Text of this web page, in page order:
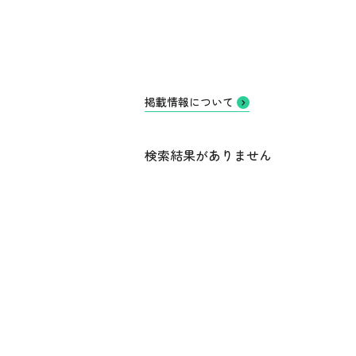
掲載情報について
検索結果がありません